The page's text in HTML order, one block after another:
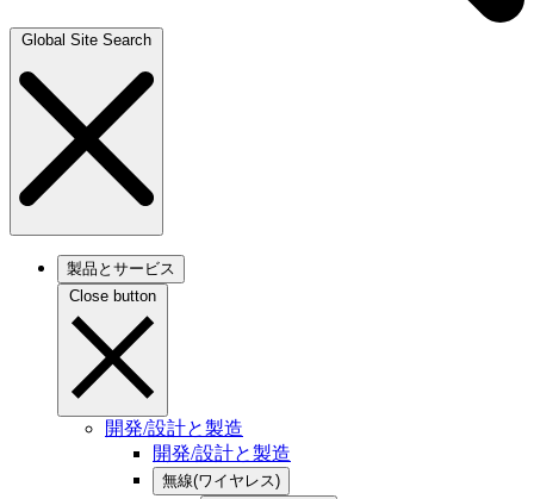
Global Site Search
製品とサービス
Close button
開発/設計と製造
開発/設計と製造
無線(ワイヤレス)